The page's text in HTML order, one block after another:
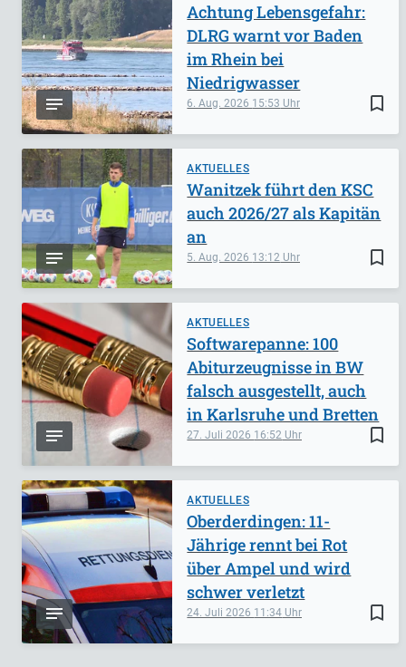
bookmark_border
6. Aug. 2026 15:53
Achtung Lebensgefahr:
DLRG warnt vor Baden
im Rhein bei
Niedrigwasser
AKTUELLES
bookmark_border
5. Aug. 2026 13:12
Wanitzek führt den KSC
auch 2026/27 als Kapitän
an
AKTUELLES
bookmark_border
27. Juli 2026 16:52
Softwarepanne: 100
Abiturzeugnisse in BW
falsch ausgestellt, auch
in Karlsruhe und Bretten
AKTUELLES
bookmark_border
24. Juli 2026 11:34
Oberderdingen: 11-
Jährige rennt bei Rot
über Ampel und wird
schwer verletzt